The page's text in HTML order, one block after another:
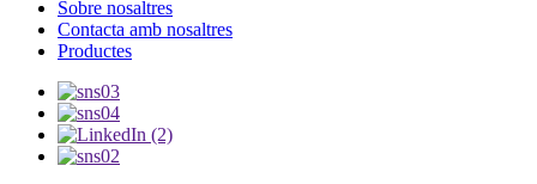
Sobre nosaltres
Contacta amb nosaltres
Productes